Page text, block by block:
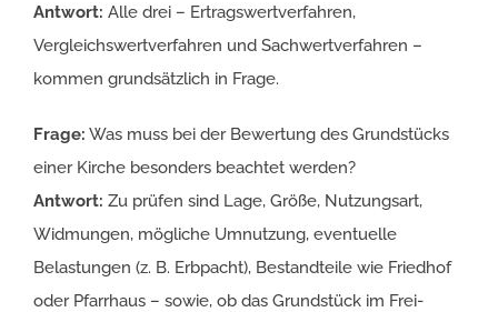
Antwort: Alle drei – Ertragswertverfahren,
Vergleichswertverfahren und Sachwertverfahren –
kommen grundsätzlich in Frage.
Frage: Was muss bei der Bewertung des Grundstücks
einer Kirche besonders beachtet werden?
Antwort: Zu prüfen sind Lage, Größe, Nutzungsart,
Widmungen, mögliche Umnutzung, eventuelle
Belastungen (z. B. Erbpacht), Bestandteile wie Friedhof
oder Pfarrhaus – sowie, ob das Grundstück im Frei-